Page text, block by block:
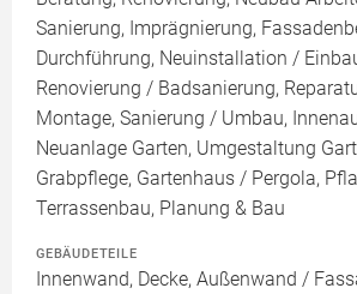
Sanierung, Imprägnierung,
Durchführung, Neuinstallation /
Renovierung / Badsanierung,
Montage, Sanierung / Umbau,
Neuanlage Garten, Umgestaltung
Grabpflege, Gartenhaus / Pergola,
Terrassenbau, Planung & Bau
GEBÄUDETEILE
Innenwand, Decke, Außenwand /